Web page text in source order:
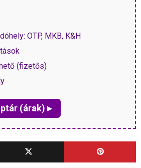
OTP, MKB, K&H
(fizetős)
(árak) ▸